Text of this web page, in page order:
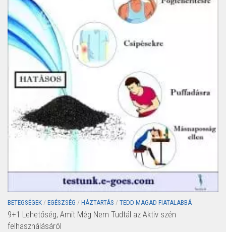
BETEGSÉGEK / EGÉSZSÉG / HÁZTARTÁS / TEDD MAGAD FIATALABBÁ
9+1 Lehetőség, Amit Még Nem Tudtál az Aktiv szén
felhasználásáról